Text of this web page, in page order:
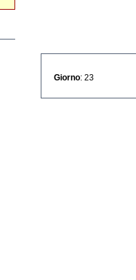
Giorno : 23